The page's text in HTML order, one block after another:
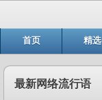
首页 精选
最新网络流行语